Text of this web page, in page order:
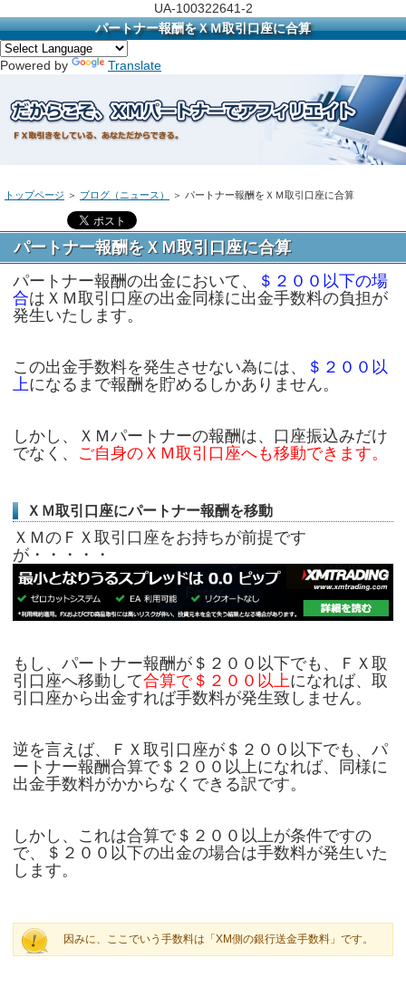
UA-100322641-2
パートナー報酬をＸＭ取引口座に合算
Powered by Translate
トップページ ＞ ブログ（ニュース） ＞ パートナー報酬をＸＭ取引口座に合算
パートナー報酬をＸＭ取引口座に合算
パートナー報酬の出金において、
＄２００以下の場
合はＸＭ取引口座の出金同様に出金手数料の負担が
発生いたします。
この出金手数料を発生させない為には、
＄２００以
上になるまで報酬を貯めるしかありません。
しかし、ＸＭパートナーの報酬は、口座振込みだけ
でなく、 ご自身のＸＭ取引口座へも移動できます。
ＸＭ取引口座にパートナー報酬を移動
ＸＭのＦＸ取引口座をお持ちが前提です
が・・・・・
もし、パートナー報酬が＄２００以下でも、ＦＸ取
引口座へ移動して合算で＄２００以上になれば、取
引口座から出金すれば手数料が発生致しません。
逆を言えば、ＦＸ取引口座が＄２００以下でも、パ
ートナー報酬合算で＄２００以上になれば、同様に
出金手数料がかからなくできる訳です。
しかし、これは合算で＄２００以上が条件ですの
で、＄２００以下の出金の場合は手数料が発生いた
します。
因みに、ここでいう手数料は「XM側の銀行送金手数料」です。